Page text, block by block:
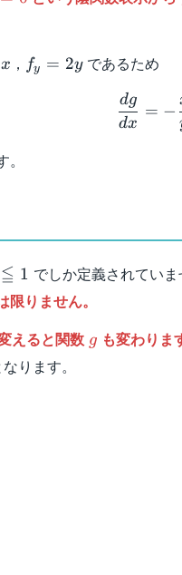
x ， f_y
=
fy = 2yであるため
dx
dg
= −
≦ 1 でしか定義されていま
限りません。
えると関数 g
g も変わりま
ります。